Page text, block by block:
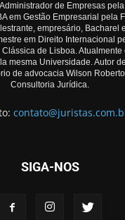
de Empresas
em Gestão Empresarial pela
empresário, Bacharel
em Direito Internacional
de Lisboa.
mesma Universidade. Autor
de advocacia Wilson
Consultoria Jurídica.
SIGA-NOS